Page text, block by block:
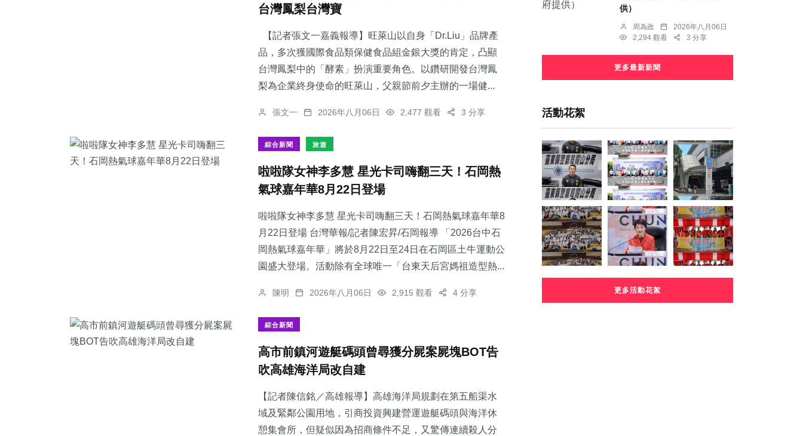
台灣鳳梨台灣寶
【記者張文一嘉義報導】旺萊山以自身「Dr.Liu」品牌產
品，多次獲國際食品類保健食品組金銀大獎的肯定，凸顯
台灣鳳梨中的「酵素」扮演重要角色。以鑽研開發台灣鳳
梨為企業終身使命的旺萊山，父親節前夕主辦的一場健...
張文一 2026年八月06日 2,477 觀看 3 分享
綜合新聞 旅遊
啦啦隊女神李多慧 星光卡司嗨翻三天！石岡熱
氣球嘉年華8月22日登場
啦啦隊女神李多慧 星光卡司嗨翻三天！石岡熱氣球嘉年華8
月22日登場 台灣華報/記者陳宏昇/石岡報導 「2026台中石
岡熱氣球嘉年華」將於8月22日至24日在石岡區土牛運動公
園盛大登場。活動除有全球唯一「台東天后宮媽祖造型熱...
陳明 2026年八月06日 2,915 觀看 4 分享
綜合新聞
高市前鎮河遊艇碼頭曾尋獲分屍案屍塊BOT告
吹高雄海洋局改自建
【記者陳信銘／高雄報導】高雄海洋局規劃在第五船渠水
域及緊鄰公園用地，引商投資興建營運遊艇碼頭與海洋休
憩集會所，但疑似因為招商條件不足，又驚傳連續殺人分
供）
周為政
2026年八月06日
2,294 觀看
3 分享
更多最新新聞
活動花絮
更多活動花絮